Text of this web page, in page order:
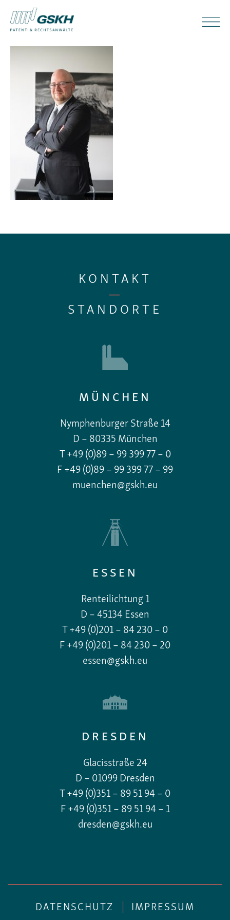
KONTAKT
—
STANDORTE
MÜNCHEN
Nymphenburger Straße 14
D – 80335 München
T +49 (0)89 – 99 399 77 – 0
F +49 (0)89 – 99 399 77 – 99
muenchen@gskh.eu
ESSEN
Renteilichtung 1
D – 45134 Essen
T +49 (0)201 – 84 230 – 0
F +49 (0)201 – 84 230 – 20
essen@gskh.eu
DRESDEN
Glacisstraße 24
D – 01099 Dresden
T +49 (0)351 – 89 51 94 – 0
F +49 (0)351 – 89 51 94 – 1
dresden@gskh.eu
DATENSCHUTZ IMPRESSUM